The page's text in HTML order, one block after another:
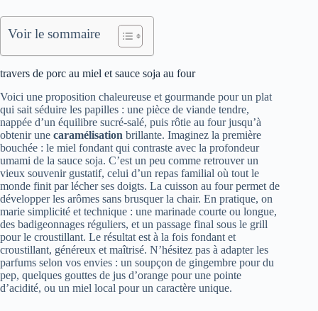
Voir le sommaire
travers de porc au miel et sauce soja au four
Voici une proposition chaleureuse et gourmande pour un plat
qui sait séduire les papilles : une pièce de viande tendre,
nappée d’un équilibre sucré-salé, puis rôtie au four jusqu’à
obtenir une caramélisation brillante. Imaginez la première
bouchée : le miel fondant qui contraste avec la profondeur
umami de la sauce soja. C’est un peu comme retrouver un
vieux souvenir gustatif, celui d’un repas familial où tout le
monde finit par lécher ses doigts. La cuisson au four permet de
développer les arômes sans brusquer la chair. En pratique, on
marie simplicité et technique : une marinade courte ou longue,
des badigeonnages réguliers, et un passage final sous le grill
pour le croustillant. Le résultat est à la fois fondant et
croustillant, généreux et maîtrisé. N’hésitez pas à adapter les
parfums selon vos envies : un soupçon de gingembre pour du
pep, quelques gouttes de jus d’orange pour une pointe
d’acidité, ou un miel local pour un caractère unique.